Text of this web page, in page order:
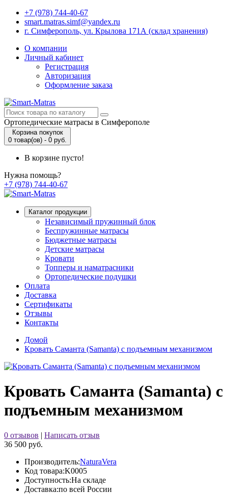
+7 (978) 744-40-67
smart.matras.simf@yandex.ru
г. Симферополь, ул. Крылова 171А (склад хранения)
О компании
Личный кабинет
Регистрация
Авторизация
Оформление заказа
Ортопедические матрасы в Симферополе
Корзина покупок
0 товар(ов) - 0 руб.
В корзине пусто!
Нужна помощь?
+7 (978) 744-40-67
Каталог продукции
Независимый пружинный блок
Беспружинные матрасы
Бюджетные матрасы
Детские матрасы
Кровати
Топперы и наматрасники
Ортопедические подушки
Оплата
Доставка
Сертификаты
Отзывы
Контакты
Домой
Кровать Саманта (Samanta) с подъемным механизмом
Кровать Саманта (Samanta) с
подъемным механизмом
0 отзывов | Написать отзыв
36 500 руб.
Производитель:NaturaVera
Код товара:K0005
Доступность:На складе
Доставка:по всей России